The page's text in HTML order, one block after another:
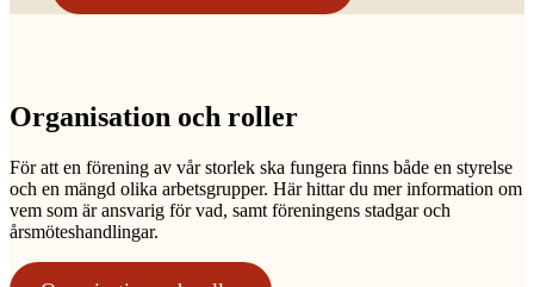
Organisation och roller
För att en förening av vår storlek ska fungera finns både en styrelse
och en mängd olika arbetsgrupper. Här hittar du mer information om
vem som är ansvarig för vad, samt föreningens stadgar och
årsmöteshandlingar.